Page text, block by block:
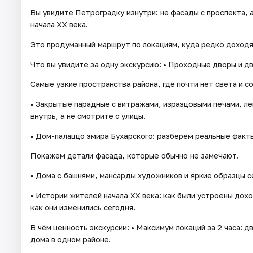
Вы увидите Петроградку изнутри: не фасады с
начала XX века.
Это продуманный маршрут по локациям, куда редко
Что вы увидите за одну экскурсию: • Проходные дворы и
Самые узкие пространства района, где почти нет света и
• Закрытые парадные с витражами, изразцовыми печами,
внутрь, а не смотрите с улицы.
• Дом-палаццо эмира Бухарского: разберём реальные
Покажем детали фасада, которые обычно не замечают.
• Дома с башнями, мансарды художников и яркие образцы
• Истории жителей начала XX века: как были устроены
как они изменились сегодня.
В чём ценность экскурсии: • Максимум локаций за 2 часа:
дома в одном районе.